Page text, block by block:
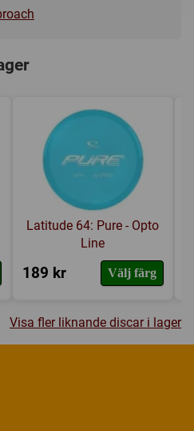
Latitude 64: Pure - Opto
Line
189 kr Välj färg
Visa fler liknande discar i lager